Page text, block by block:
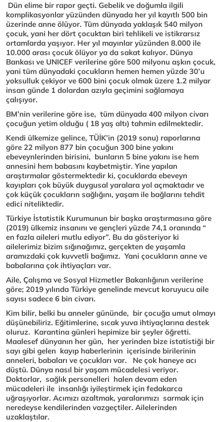
Dün elime bir rapor geçti. Gebelik ve doğumla ilgili
komplikasyonlar yüzünden dünyada her yıl kayıtlı 500 bin
üzerinde anne ölüyor. Tüm dünyada yaklaşık 540 milyon
çocuk, yani her dört çocuktan biri tehlikeli ve istikrarsız
ortamlarda yaşıyor. Her yıl mayınlar yüzünden 8.000 ile
10.000 arası çocuk ölüyor ya da sakat kalıyor. Dünya
Bankası ve UNICEF verilerine göre 500 milyonu aşkın çocuk,
yani tüm dünyadaki çocukların hemen hemen yüzde 30’u
yoksulluk çekiyor ve 600 bini çocuk olmak üzere 1.2 milyar
insan günde 1 dolardan azıyla geçimini sağlamaya
çalışıyor.
BM’nin verilerine göre ise, tüm dünyada 400 milyon civarı
çocuğun yetim olduğu ( 18 yaş altı) tahmin edilmektedir.
Kendi ülkemize gelince, TÜİK’in (2019 sonu) raporlarına
göre 22 milyon 877 bin çocuğun 300 bine yakını
ebeveynlerinden birisini, bunların 5 bine yakını ise hem
annesini hem babasını kaybetmiştir. Yine yapılan
araştırmalar göstermektedir ki, çocuklarda ebeveyn
kayıpları çok büyük duygusal yaralara yol açmaktadır ve
çok küçük çocukların sağlığını, yaşam ile bağlarını tehdit
edici niteliktedir.
Türkiye İstatistik Kurumunun bir başka araştırmasına göre
(2019) ülkemiz insanını ve gençleri yüzde 74,1 oranında “
en fazla aileleri mutlu ediyor”. Bu da gösteriyor ki
ailelerimiz bizim sığınağımız, gerçekten de yaşamla
aramızdaki çok kuvvetli bağımız. Yani çocukların anne ve
babalarına çok ihtiyaçları var.
Aile, Çalışma ve Sosyal Hizmetler Bakanlığının verilerine
göre; 2019 yılında Türkiye genelinde mevcut koruyucu aile
sayısı sadece 6 bin civarı.
Kim bilir, belki bu anneler gününde, bir çocuğa umut olmayı
düşünebiliriz. Eğitimlerine, sıcak yuva ihtiyaçlarına destek
oluruz. Karantina günleri hepimize bir şeyler öğretti.
Maalesef dünyanın her gün, her yerinden bize istatistiği bir
sayı gibi gelen kayıp haberlerinin içerisinde birilerinin
anneleri, babaları ve çocukları var. Ne çok haneye acı
düştü. Dünya nasıl bir yaşam mücadelesi veriyor.
Doktorlar, sağlık personelleri halen devam eden
mücadeleri ile insanlığı iyileştirmek için fedakarca
uğraşıyorlar. Acımızı azaltmak, yaralarımızı sarmak için
neredeyse kendilerinden vazgeçtiler. Ailelerinden
uzaklaştılar.